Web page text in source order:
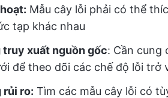
Mẫu cây lỗi phải có thể
tạp khác nhau
truy xuất nguồn gốc: Cần cung
để theo dõi các chế độ lỗi trở
rủi ro: Tìm các mẫu cây lỗi có